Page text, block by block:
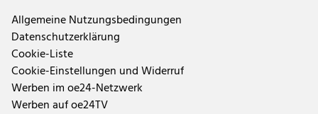
Allgemeine Nutzungsbedingungen
Datenschutzerklärung
Cookie-Liste
Cookie-Einstellungen und Widerruf
Werben im oe24-Netzwerk
Werben auf oe24TV